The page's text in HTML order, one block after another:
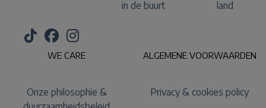
in de buurt
land
WE CARE
Onze philosophie &
ALGEMENE VOORWAARDEN
Privacy & cookies policy